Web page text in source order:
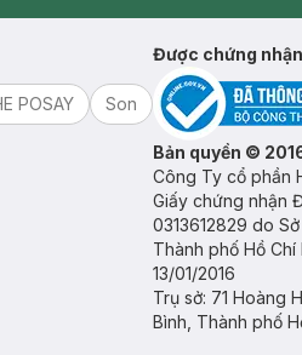
POSAY Son
Được chứng nhận
Bản quyền ©
Công Ty cổ phần
Giấy chứng nhận
0313612829 do
Thành phố Hồ
13/01/2016
Trụ sở: 71 Hoàng
Bình, Thành phố